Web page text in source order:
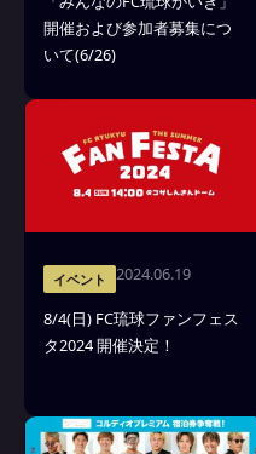
開催および参加者募集につ
いて(6/26)
イベント 2024.06.19
8/4(日) FC琉球ファンフェス
タ2024 開催決定！